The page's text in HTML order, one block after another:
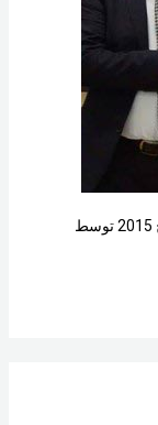
آقای میر غوث الدین به عنوان قهرمان صلح 2015 توسط